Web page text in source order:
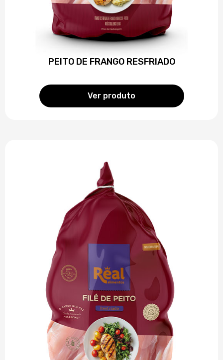
PEITO DE FRANGO RESFRIADO
Ver produto